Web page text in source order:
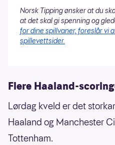
Norsk Tipping ønsker at du
at det skal gi spenning og
for dine spillvaner, foreslår vi
spillevettsider.
Flere Haaland-
Lørdag kveld er det
Haaland og Manchester
Tottenham.